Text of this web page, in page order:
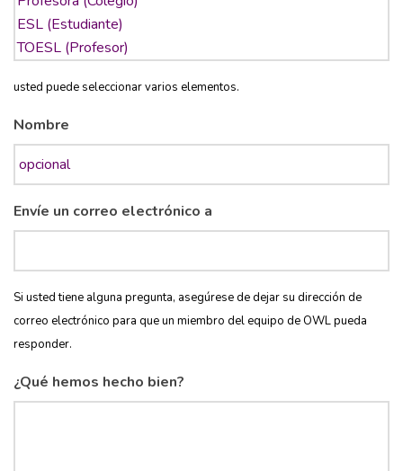
usted puede seleccionar varios elementos.
Nombre
Envíe un correo electrónico a
Si usted tiene alguna pregunta, asegúrese de dejar su dirección de
correo electrónico para que un miembro del equipo de OWL pueda
responder.
¿Qué hemos hecho bien?